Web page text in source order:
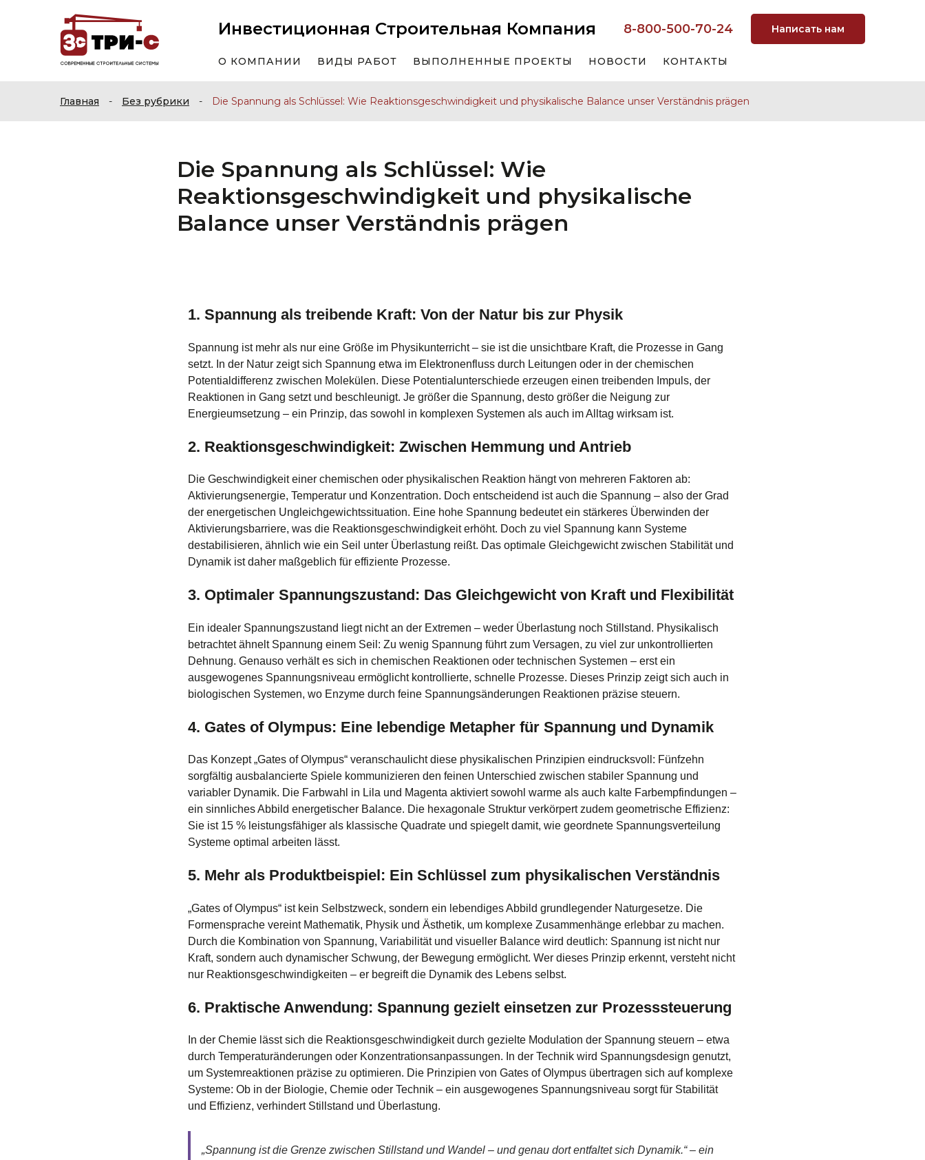
Инвестиционная Строительная Компания 8-800-500-70-24 Написать нам
О КОМПАНИИ ВИДЫ РАБОТ ВЫПОЛНЕННЫЕ ПРОЕКТЫ НОВОСТИ КОНТАКТЫ
Главная - Без рубрики - Die Spannung als Schlüssel: Wie Reaktionsgeschwindigkeit und physikalische Balance unser Verständnis prägen
Die Spannung als Schlüssel: Wie
Reaktionsgeschwindigkeit und physikalische
Balance unser Verständnis prägen
1. Spannung als treibende Kraft: Von der Natur bis zur Physik
Spannung ist mehr als nur eine Größe im Physikunterricht – sie ist die unsichtbare Kraft, die Prozesse in Gang
setzt. In der Natur zeigt sich Spannung etwa im Elektronenfluss durch Leitungen oder in der chemischen
Potentialdifferenz zwischen Molekülen. Diese Potentialunterschiede erzeugen einen treibenden Impuls, der
Reaktionen in Gang setzt und beschleunigt. Je größer die Spannung, desto größer die Neigung zur
Energieumsetzung – ein Prinzip, das sowohl in komplexen Systemen als auch im Alltag wirksam ist.
2. Reaktionsgeschwindigkeit: Zwischen Hemmung und Antrieb
Die Geschwindigkeit einer chemischen oder physikalischen Reaktion hängt von mehreren Faktoren ab:
Aktivierungsenergie, Temperatur und Konzentration. Doch entscheidend ist auch die Spannung – also der Grad
der energetischen Ungleichgewichtssituation. Eine hohe Spannung bedeutet ein stärkeres Überwinden der
Aktivierungsbarriere, was die Reaktionsgeschwindigkeit erhöht. Doch zu viel Spannung kann Systeme
destabilisieren, ähnlich wie ein Seil unter Überlastung reißt. Das optimale Gleichgewicht zwischen Stabilität und
Dynamik ist daher maßgeblich für effiziente Prozesse.
3. Optimaler Spannungszustand: Das Gleichgewicht von Kraft und Flexibilität
Ein idealer Spannungszustand liegt nicht an der Extremen – weder Überlastung noch Stillstand. Physikalisch
betrachtet ähnelt Spannung einem Seil: Zu wenig Spannung führt zum Versagen, zu viel zur unkontrollierten
Dehnung. Genauso verhält es sich in chemischen Reaktionen oder technischen Systemen – erst ein
ausgewogenes Spannungsniveau ermöglicht kontrollierte, schnelle Prozesse. Dieses Prinzip zeigt sich auch in
biologischen Systemen, wo Enzyme durch feine Spannungsänderungen Reaktionen präzise steuern.
4. Gates of Olympus: Eine lebendige Metapher für Spannung und Dynamik
Das Konzept „Gates of Olympus“ veranschaulicht diese physikalischen Prinzipien eindrucksvoll: Fünfzehn
sorgfältig ausbalancierte Spiele kommunizieren den feinen Unterschied zwischen stabiler Spannung und
variabler Dynamik. Die Farbwahl in Lila und Magenta aktiviert sowohl warme als auch kalte Farbempfindungen –
ein sinnliches Abbild energetischer Balance. Die hexagonale Struktur verkörpert zudem geometrische Effizienz:
Sie ist 15 % leistungsfähiger als klassische Quadrate und spiegelt damit, wie geordnete Spannungsverteilung
Systeme optimal arbeiten lässt.
5. Mehr als Produktbeispiel: Ein Schlüssel zum physikalischen Verständnis
„Gates of Olympus“ ist kein Selbstzweck, sondern ein lebendiges Abbild grundlegender Naturgesetze. Die
Formensprache vereint Mathematik, Physik und Ästhetik, um komplexe Zusammenhänge erlebbar zu machen.
Durch die Kombination von Spannung, Variabilität und visueller Balance wird deutlich: Spannung ist nicht nur
Kraft, sondern auch dynamischer Schwung, der Bewegung ermöglicht. Wer dieses Prinzip erkennt, versteht nicht
nur Reaktionsgeschwindigkeiten – er begreift die Dynamik des Lebens selbst.
6. Praktische Anwendung: Spannung gezielt einsetzen zur Prozesssteuerung
In der Chemie lässt sich die Reaktionsgeschwindigkeit durch gezielte Modulation der Spannung steuern – etwa
durch Temperaturänderungen oder Konzentrationsanpassungen. In der Technik wird Spannungsdesign genutzt,
um Systemreaktionen präzise zu optimieren. Die Prinzipien von Gates of Olympus übertragen sich auf komplexe
Systeme: Ob in der Biologie, Chemie oder Technik – ein ausgewogenes Spannungsniveau sorgt für Stabilität
und Effizienz, verhindert Stillstand und Überlastung.
„Spannung ist die Grenze zwischen Stillstand und Wandel – und genau dort entfaltet sich Dynamik.“ – ein